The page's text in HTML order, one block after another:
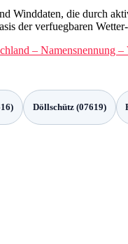
Winddaten, die durch
der verfuegbaren
– Namensnennung –
Döllschütz (07619)